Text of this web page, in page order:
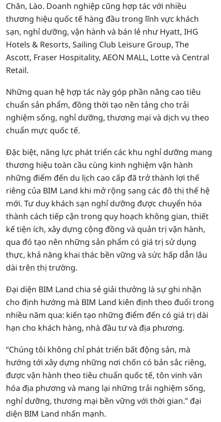
Chăn, Lào. Doanh nghiệp cũng hợp tác với nhiều
thương hiệu quốc tế hàng đầu trong lĩnh vực khách
sạn, nghỉ dưỡng, vận hành và bán lẻ như Hyatt, IHG
Hotels & Resorts, Sailing Club Leisure Group, The
Ascott, Fraser Hospitality, AEON MALL, Lotte và Central
Retail.
Những quan hệ hợp tác này góp phần nâng cao tiêu
chuẩn sản phẩm, đồng thời tạo nền tảng cho trải
nghiệm sống, nghỉ dưỡng, thương mại và dịch vụ theo
chuẩn mực quốc tế.
Đặc biệt, năng lực phát triển các khu nghỉ dưỡng mang
thương hiệu toàn cầu cùng kinh nghiệm vận hành
những điểm đến du lịch cao cấp đã trở thành lợi thế
riêng của BIM Land khi mở rộng sang các đô thị thế hệ
mới. Tư duy khách sạn nghỉ dưỡng được chuyển hóa
thành cách tiếp cận trong quy hoạch không gian, thiết
kế tiện ích, xây dựng cộng đồng và quản trị vận hành,
qua đó tạo nên những sản phẩm có giá trị sử dụng
thực, khả năng khai thác bền vững và sức hấp dẫn lâu
dài trên thị trường.
Đại diện BIM Land chia sẻ giải thưởng là sự ghi nhận
cho định hướng mà BIM Land kiên định theo đuổi trong
nhiều năm qua: kiến tạo những điểm đến có giá trị dài
hạn cho khách hàng, nhà đầu tư và địa phương.
“Chúng tôi không chỉ phát triển bất động sản, mà
hướng tới xây dựng những nơi chốn có bản sắc riêng,
được vận hành theo tiêu chuẩn quốc tế, tôn vinh văn
hóa địa phương và mang lại những trải nghiệm sống,
nghỉ dưỡng, thương mại bền vững với thời gian.” đại
diện BIM Land nhấn mạnh.